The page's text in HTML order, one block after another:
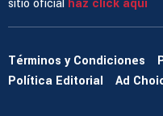
sitio oficial haz click aquí
Términos y Condiciones
Política Editorial
Ad